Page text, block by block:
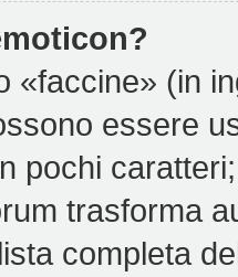
«faccine» (in
essere
pochi
trasforma
completa